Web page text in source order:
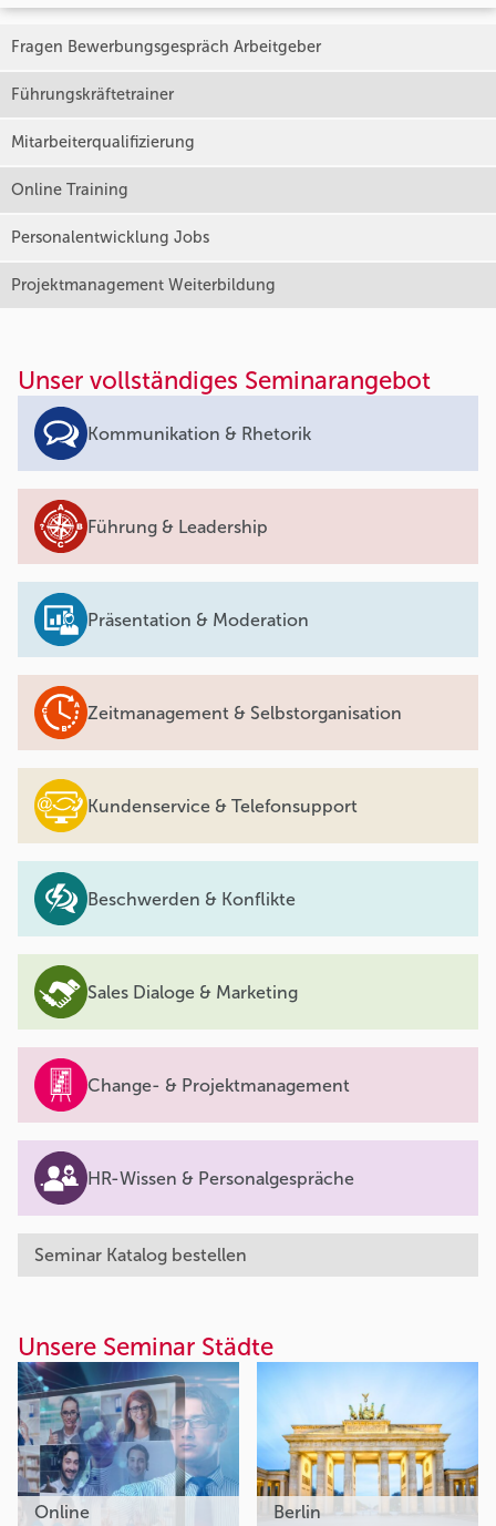
Fragen Bewerbungsgespräch Arbeitgeber
Führungskräftetrainer
Mitarbeiterqualifizierung
Online Training
Personalentwicklung Jobs
Projektmanagement Weiterbildung
Unser vollständiges Seminarangebot
Kommunikation & Rhetorik
Führung & Leadership
Präsentation & Moderation
Zeitmanagement & Selbstorganisation
Kundenservice & Telefonsupport
Beschwerden & Konflikte
Sales Dialoge & Marketing
Change- & Projektmanagement
HR-Wissen & Personalgespräche
Seminar Katalog bestellen
Unsere Seminar Städte
Online Berlin